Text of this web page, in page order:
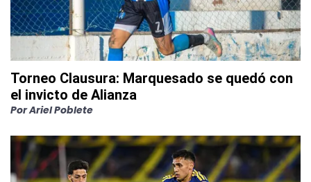
Torneo Clausura: Marquesado se quedó con
el invicto de Alianza
PorAriel Poblete